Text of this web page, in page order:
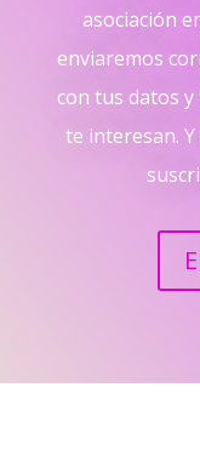
asociación
enviaremos
con tus datos
te interesan.